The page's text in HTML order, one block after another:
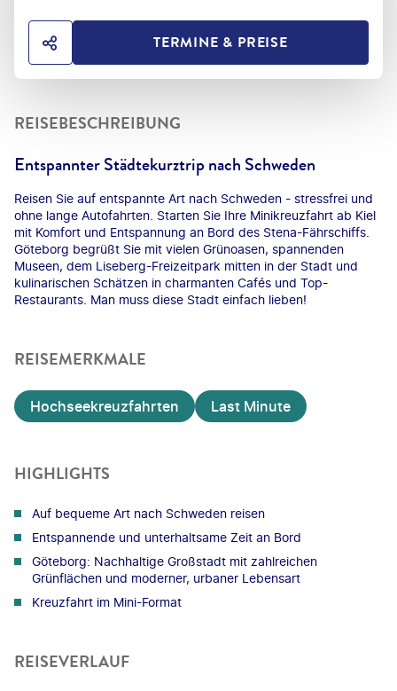
HOTEL TEILENTERMINE & PREISE
REISEBESCHREIBUNG
Entspannter Städtekurztrip nach Schweden
Reisen Sie auf entspannte Art nach Schweden - stressfrei und
ohne lange Autofahrten. Starten Sie Ihre Minikreuzfahrt ab Kiel
mit Komfort und Entspannung an Bord des Stena-Fährschiffs.
Göteborg begrüßt Sie mit vielen Grünoasen, spannenden
Museen, dem Liseberg-Freizeitpark mitten in der Stadt und
kulinarischen Schätzen in charmanten Cafés und Top-
Restaurants. Man muss diese Stadt einfach lieben!
REISEMERKMALE
Hochseekreuzfahrten Last Minute
HIGHLIGHTS
Auf bequeme Art nach Schweden reisen
Entspannende und unterhaltsame Zeit an Bord
Göteborg: Nachhaltige Großstadt mit zahlreichen
Grünflächen und moderner, urbaner Lebensart
Kreuzfahrt im Mini-Format
REISEVERLAUF